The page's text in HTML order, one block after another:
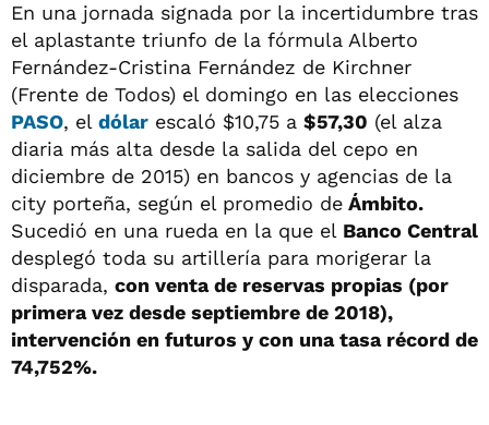
En una jornada signada por la incertidumbre tras
el aplastante triunfo de la fórmula Alberto
Fernández-Cristina Fernández de Kirchner
(Frente de Todos) el domingo en las elecciones
PASO, el dólar escaló $10,75 a $57,30 (el alza
diaria más alta desde la salida del cepo en
diciembre de 2015) en bancos y agencias de la
city porteña, según el promedio de Ámbito.
Sucedió en una rueda en la que el Banco Central
desplegó toda su artillería para morigerar la
disparada, con venta de reservas propias (por
primera vez desde septiembre de 2018),
intervención en futuros y con una tasa récord de
74,752%.